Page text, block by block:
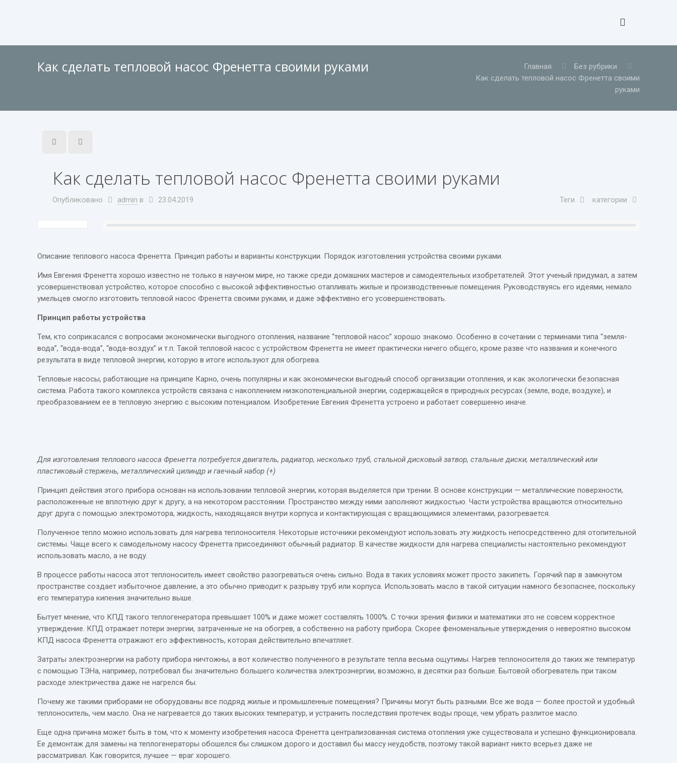
Как сделать тепловой насос Френетта своими руками Главная
Без рубрики
Как сделать тепловой насос Френетта своими
руками
Как сделать тепловой насос Френетта своими руками
Опубликовано admin в 23.04.2019 категории
Теги
Описание теплового насоса Френетта. Принцип работы и варианты конструкции. Порядок изготовления устройства своими руками.
Имя Евгения Френетта хорошо известно не только в научном мире, но также среди домашних мастеров и самодеятельных изобретателей. Этот ученый придумал, а затем
усовершенствовал устройство, которое способно с высокой эффективностью отапливать жилые и производственные помещения. Руководствуясь его идеями, немало
умельцев смогло изготовить тепловой насос Френетта своими руками, и даже эффективно его усовершенствовать.
Принцип работы устройства
Тем, кто соприкасался с вопросами экономически выгодного отопления, название “тепловой насос” хорошо знакомо. Особенно в сочетании с терминами типа “земля-
вода”, “вода-вода”, “вода-воздух” и т.п. Такой тепловой насос с устройством Френетта не имеет практически ничего общего, кроме разве что названия и конечного
результата в виде тепловой энергии, которую в итоге используют для обогрева.
Тепловые насосы, работающие на принципе Карно, очень популярны и как экономически выгодный способ организации отопления, и как экологически безопасная
система. Работа такого комплекса устройств связана с накоплением низкопотенциальной энергии, содержащейся в природных ресурсах (земле, воде, воздухе), и
преобразованием ее в тепловую энергию с высоким потенциалом. Изобретение Евгения Френетта устроено и работает совершенно иначе.
Для изготовления теплового насоса Френетта потребуется двигатель, радиатор, несколько труб, стальной дисковый затвор, стальные диски, металлический или
пластиковый стержень, металлический цилиндр и гаечный набор (+)
Принцип действия этого прибора основан на использовании тепловой энергии, которая выделяется при трении. В основе конструкции — металлические поверхности,
расположенные не вплотную друг к другу, а на некотором расстоянии. Пространство между ними заполняют жидкостью. Части устройства вращаются относительно
друг друга с помощью электромотора, жидкость, находящаяся внутри корпуса и контактирующая с вращающимися элементами, разогревается.
Полученное тепло можно использовать для нагрева теплоносителя. Некоторые источники рекомендуют использовать эту жидкость непосредственно для отопительной
системы. Чаще всего к самодельному насосу Френетта присоединяют обычный радиатор. В качестве жидкости для нагрева специалисты настоятельно рекомендуют
использовать масло, а не воду.
В процессе работы насоса этот теплоноситель имеет свойство разогреваться очень сильно. Вода в таких условиях может просто закипеть. Горячий пар в замкнутом
пространстве создает избыточное давление, а это обычно приводит к разрыву труб или корпуса. Использовать масло в такой ситуации намного безопаснее, поскольку
его температура кипения значительно выше.
Бытует мнение, что КПД такого теплогенератора превышает 100% и даже может составлять 1000%. С точки зрения физики и математики это не совсем корректное
утверждение. КПД отражает потери энергии, затраченные не на обогрев, а собственно на работу прибора. Скорее феноменальные утверждения о невероятно высоком
КПД насоса Френетта отражают его эффективность, которая действительно впечатляет.
Затраты электроэнергии на работу прибора ничтожны, а вот количество полученного в результате тепла весьма ощутимы. Нагрев теплоносителя до таких же температур
с помощью ТЭНа, например, потребовал бы значительно большего количества электроэнергии, возможно, в десятки раз больше. Бытовой обогреватель при таком
расходе электричества даже не нагрелся бы.
Почему же такими приборами не оборудованы все подряд жилые и промышленные помещения? Причины могут быть разными. Все же вода — более простой и удобный
теплоноситель, чем масло. Она не нагревается до таких высоких температур, и устранить последствия протечек воды проще, чем убрать разлитое масло.
Еще одна причина может быть в том, что к моменту изобретения насоса Френетта централизованная система отопления уже существовала и успешно функционировала.
Ее демонтаж для замены на теплогенераторы обошелся бы слишком дорого и доставил бы массу неудобств, поэтому такой вариант никто всерьез даже не
рассматривал. Как говорится, лучшее — враг хорошего.